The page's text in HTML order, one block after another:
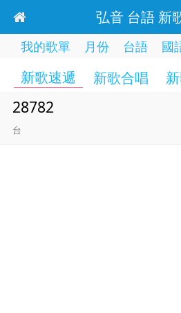
弘音 台語 新
我的歌單 月份 台語 國
新歌速遞 新歌合唱
28782
台